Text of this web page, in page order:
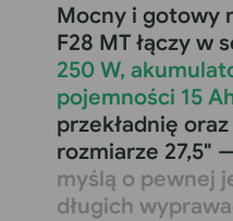
Mocny i gotowy
F28 MT łączy w
250 W,
pojemności 15
przekładnię
rozmiarze 27,5"
myślą o pewnej
długich